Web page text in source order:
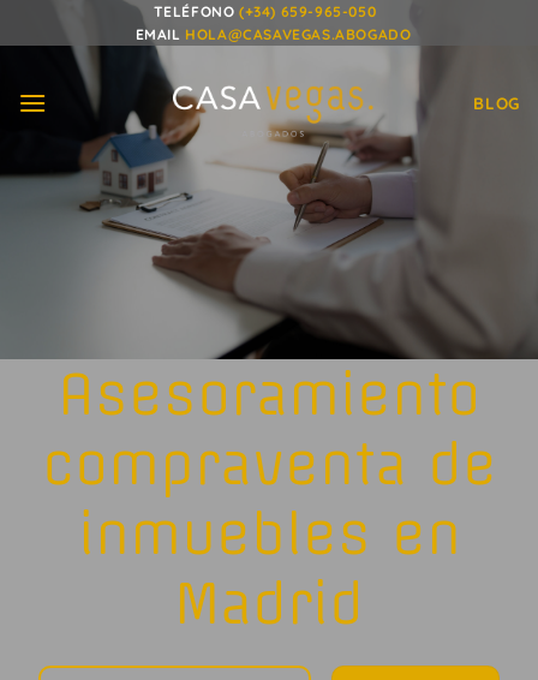
al
contenido
TELÉFONO(+34) 659-965-050
EMAIL HOLA@CASAVEGAS.ABOGADO
BLOG
Asesoramiento
compraventa de
inmuebles en
Madrid